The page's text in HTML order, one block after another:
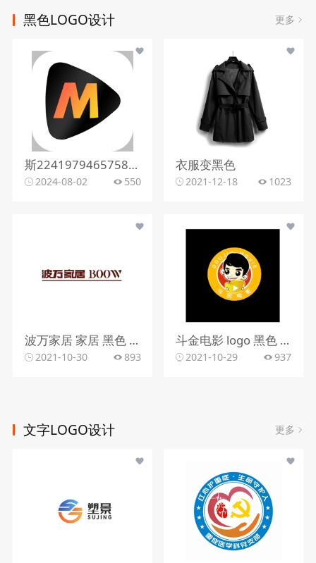
黑色LOGO设计 更多
斯2241979465758341471黑色简约图标
2024-08-02 550
衣服变黑色
2021-12-18 1023
波万家居 家居 黑色 时尚 大方
2021-10-30 893
斗金电影 logo 黑色 卡通 电影
2021-10-29 937
文字LOGO设计 更多